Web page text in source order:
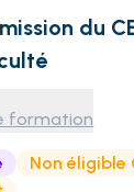
du
formation
Non éligible